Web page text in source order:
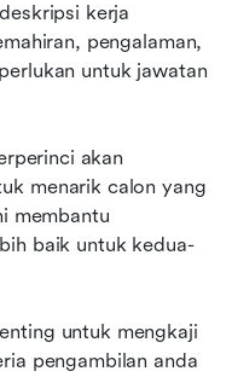
kerja
pengalaman,
untuk jawatan
akan
menarik calon yang
membantu
baik untuk kedua-
untuk mengkaji
pengambilan anda